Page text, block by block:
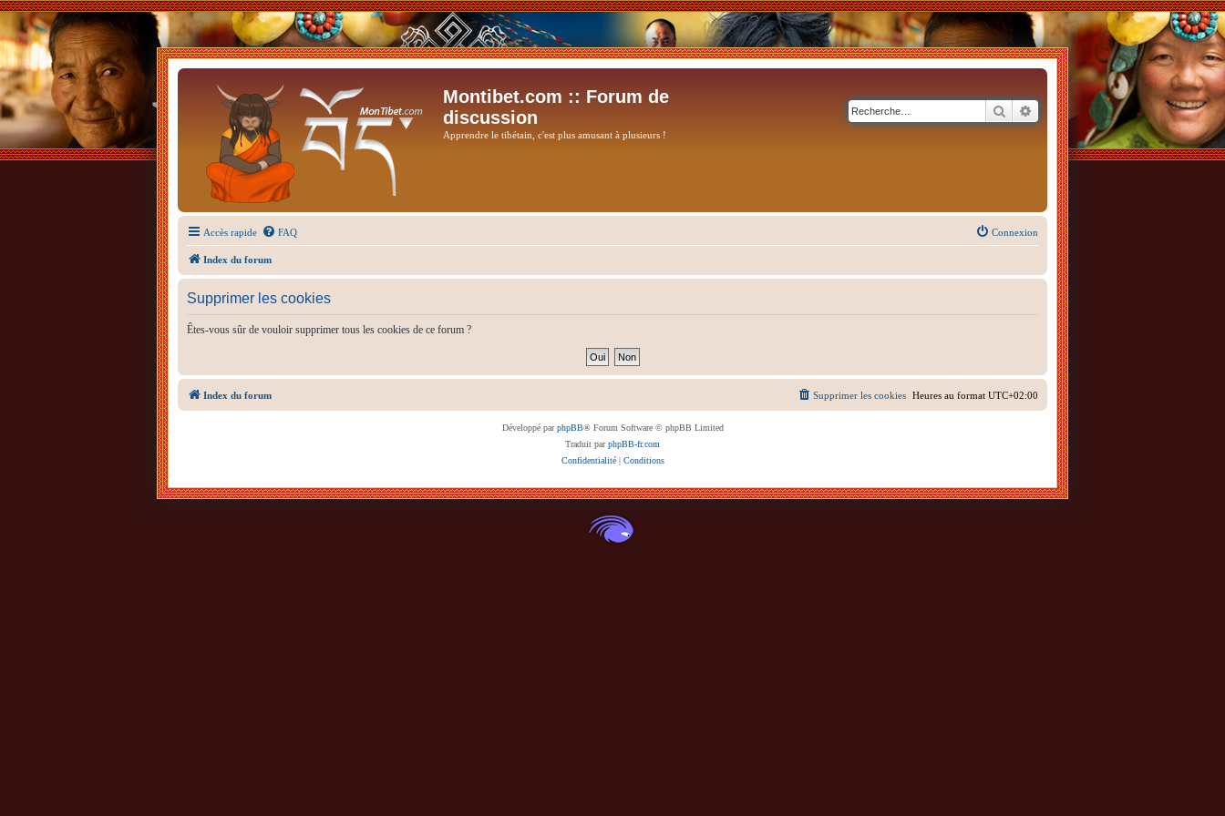
Montibet.com :: Forum de
discussion
Apprendre le tibétain, c'est plus amusant à plusieurs !
RechercherRecherche avancée
Accès rapide FAQ Connexion
Index du forum
Supprimer les cookies
Êtes-vous sûr de vouloir supprimer tous les cookies de ce forum ?
Index du forum Heures au format UTC+02:00
Supprimer les cookies
Développé parphpBB® Forum Software © phpBB Limited
Traduit parphpBB-fr.com
Confidentialité| Conditions